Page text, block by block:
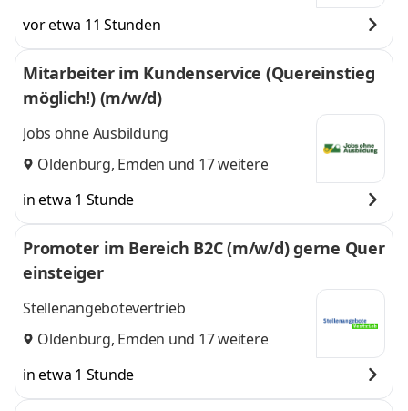
vor etwa 11 Stunden
Mitarbeiter im Kundenservice (Quereinstieg
möglich!) (m/w/d)
Jobs ohne Ausbildung
Oldenburg, Emden und 17 weitere
in etwa 1 Stunde
Promoter im Bereich B2C (m/w/d) gerne Quer
einsteiger
Stellenangebotevertrieb
Oldenburg, Emden und 17 weitere
in etwa 1 Stunde